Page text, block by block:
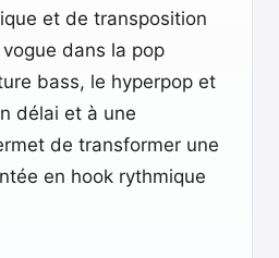
et de transposition
dans la pop
bass, le hyperpop et
délai et à une
de transformer une
en hook rythmique